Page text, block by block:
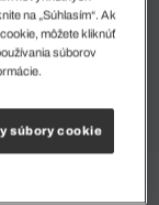
na „Súhlasím“. Ak
môžete kliknúť
súborov
súbory cookie